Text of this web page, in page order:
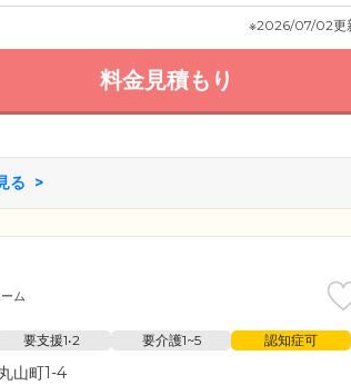
※2026/07/02更
料金見積もり
る
ム
要支援1•2 要介護1~5 認知症可
山町1-4